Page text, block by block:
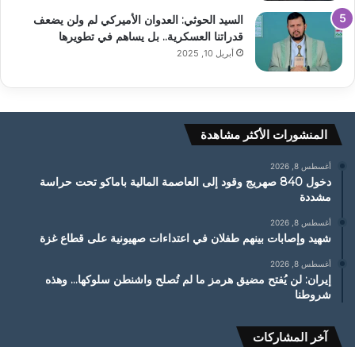
السيد الحوثي: العدوان الأميركي لم ولن يضعف
قدراتنا العسكرية.. بل يساهم في تطويرها
أبريل 10, 2025
المنشورات الأكثر مشاهدة
أغسطس 8, 2026
دخول 840 صهريج وقود إلى العاصمة المالية باماكو تحت حراسة
مشددة
أغسطس 8, 2026
شهيد وإصابات بينهم طفلان في اعتداءات صهيونية على قطاع غزة
أغسطس 8, 2026
إيران: لن يُفتح مضيق هرمز ما لم تُصلح واشنطن سلوكها… وهذه
شروطنا
آخر المشاركات